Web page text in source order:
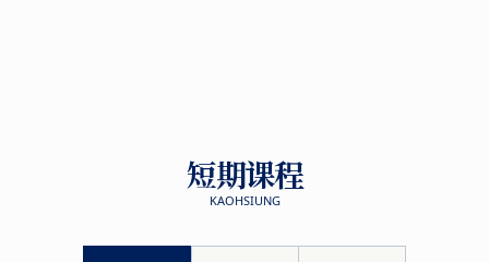
短期课程
KAOHSIUNG